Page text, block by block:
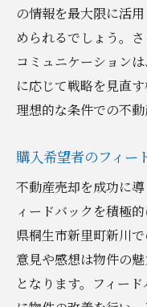
の情報を最大限に活
められるでしょう。
コミュニケーション
に応じて戦略を見直
理想的な条件での不動
購入希望者のフィー
不動産売却を成功に
ィードバックを積極
県桐生市新里町新川
意見や感想は物件の
となります。フィー